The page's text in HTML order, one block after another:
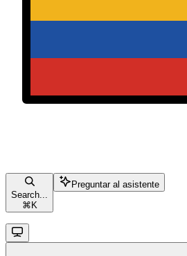
Search...
⌘ K
Preguntar al asistente